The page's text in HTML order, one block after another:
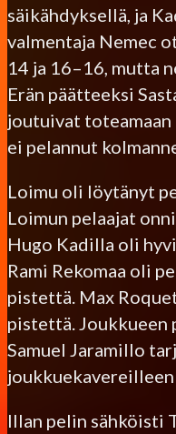
säikähdyksellä, ja
valmentaja Nemec
14 ja 16–16, mutta
Erän päätteeksi
joutuivat
ei pelannut
Loimu oli löytänyt
Loimun pelaajat
Hugo Kadilla oli
Rami Rekomaa oli
pistettä. Max
pistettä. Joukkueen
Samuel Jaramillo
joukkuekavereilleen
Illan pelin sähköisti